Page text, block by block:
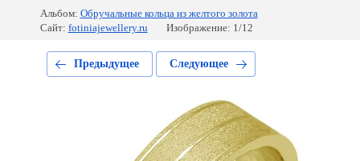
Альбом: Обручальные кольца из желтого золота
Сайт: fotiniajewellery.ru Изображение: 1/12
Предыдущее Следующее